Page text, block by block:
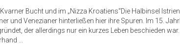
Bucht und im „Nizza Kroatiens“Die Halbinsel
und Venezianer hinterließen hier ihre Spuren. Im 15.
der allerdings nur ein kurzes Leben beschieden
...